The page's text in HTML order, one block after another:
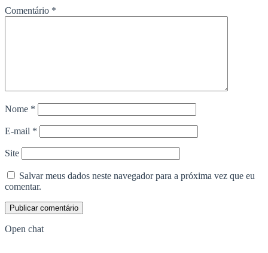
Comentário *
Nome *
E-mail *
Site
Salvar meus dados neste navegador para a próxima vez que eu
comentar.
Open chat